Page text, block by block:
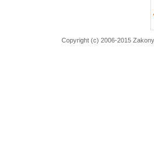
Copyright (c) 2006-2015